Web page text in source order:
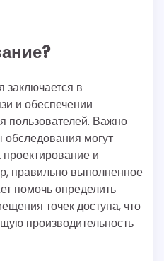
заключается в
и обеспечении
пользователей. Важно
обследования могут
и
правильно выполненное
помочь определить
точек доступа, что
производительность